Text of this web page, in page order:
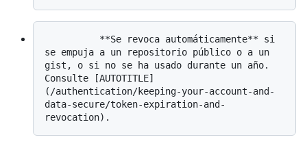
se empuja a un repositorio público o a un
gist, o si no se ha usado durante un año.
Consulte [AUTOTITLE]
(/authentication/keeping-your-account-and-
data-secure/token-expiration-and-